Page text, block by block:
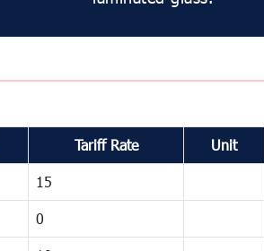
Tariff Rate Unit
15
0